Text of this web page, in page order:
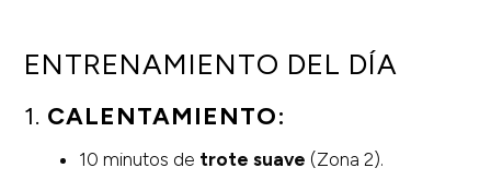
ENTRENAMIENTO DEL DÍA
1. CALENTAMIENTO:
10 minutos de trote suave (Zona 2).